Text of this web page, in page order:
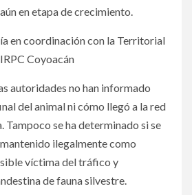
en etapa de crecimiento.
en coordinación con la Territorial
Coyoacán
autoridades no han informado
del animal ni cómo llegó a la red
Tampoco se ha determinado si se
ilegalmente como
víctima del tráfico y
de fauna silvestre.